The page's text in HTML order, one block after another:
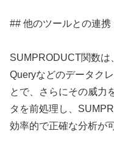
## 他のツールとの連
SUMPRODUCT関数は
Queryなどのデータク
とで、さらにその威力
タを前処理し、
効率的で正確な分析が